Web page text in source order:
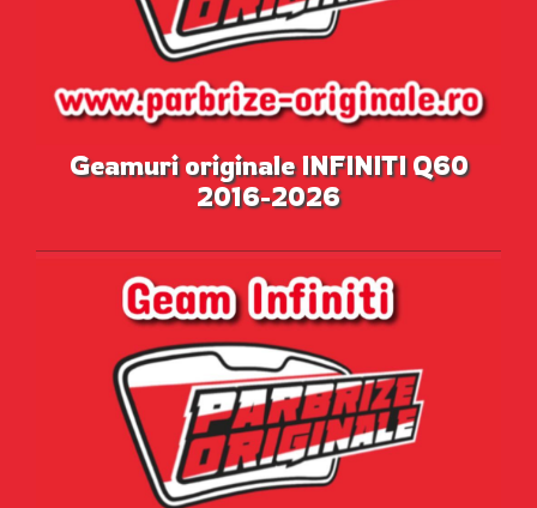
Geamuri originale INFINITI Q60
2016-2026